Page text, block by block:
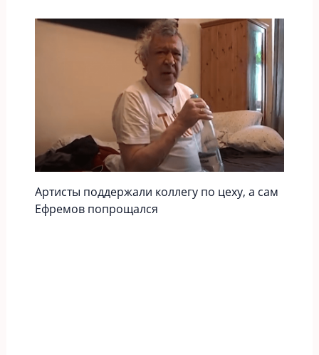
Артисты поддержали коллегу по цеху, а сам
Ефремов попрощался